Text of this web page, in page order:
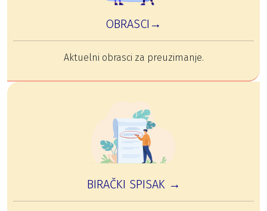
OBRASCI→
Aktuelni obrasci za preuzimanje.
BIRAČKI SPISAK →